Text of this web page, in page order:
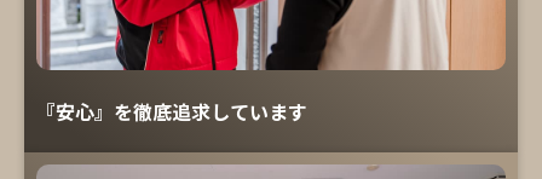
『安心』を徹底追求しています